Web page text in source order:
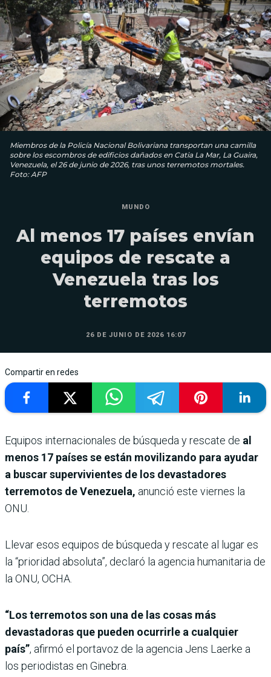
Miembros de la Policía Nacional Bolivariana transportan una camilla
sobre los escombros de edificios dañados en Catia La Mar, La Guaira,
Venezuela, el 26 de junio de 2026, tras unos terremotos mortales.
Foto: AFP
MUNDO
Al menos 17 países envían
equipos de rescate a
Venezuela tras los
terremotos
26 DE JUNIO DE 2026 16:07
Compartir en redes
Equipos internacionales de búsqueda y rescate de al
menos 17 países se están movilizando para ayudar
a buscar supervivientes de los devastadores
terremotos de Venezuela, anunció este viernes la
ONU.
Llevar esos equipos de búsqueda y rescate al lugar es
la “prioridad absoluta”, declaró la agencia humanitaria de
la ONU, OCHA.
“Los terremotos son una de las cosas más
devastadoras que pueden ocurrirle a cualquier
país”, afirmó el portavoz de la agencia Jens Laerke a
los periodistas en Ginebra.